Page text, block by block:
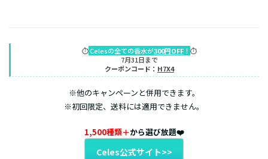
⏱️Celesの全ての香水が300円OFF ！ ⏱️
7月31日まで
クーポンコード： H7X4
※他のキャンペーンと併用できます。
※初回限定、送料には適用できません。
1,500種類＋から選び放題❤️
Celes公式サイト>>